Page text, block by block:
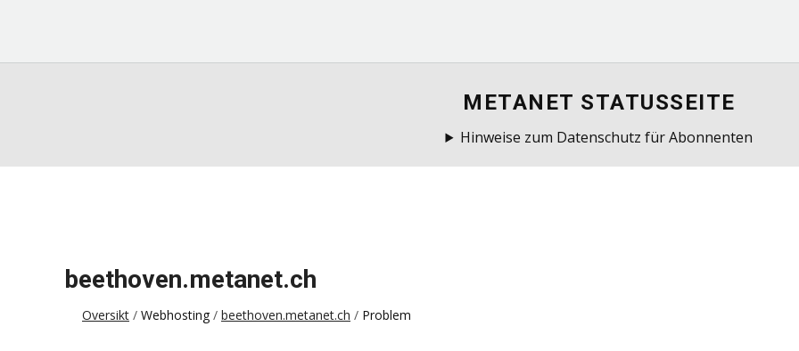
METANET STATUSSEITE
Hinweise zum Datenschutz für Abonnenten
beethoven.metanet.ch
Oversikt Webhosting beethoven.metanet.ch Problem